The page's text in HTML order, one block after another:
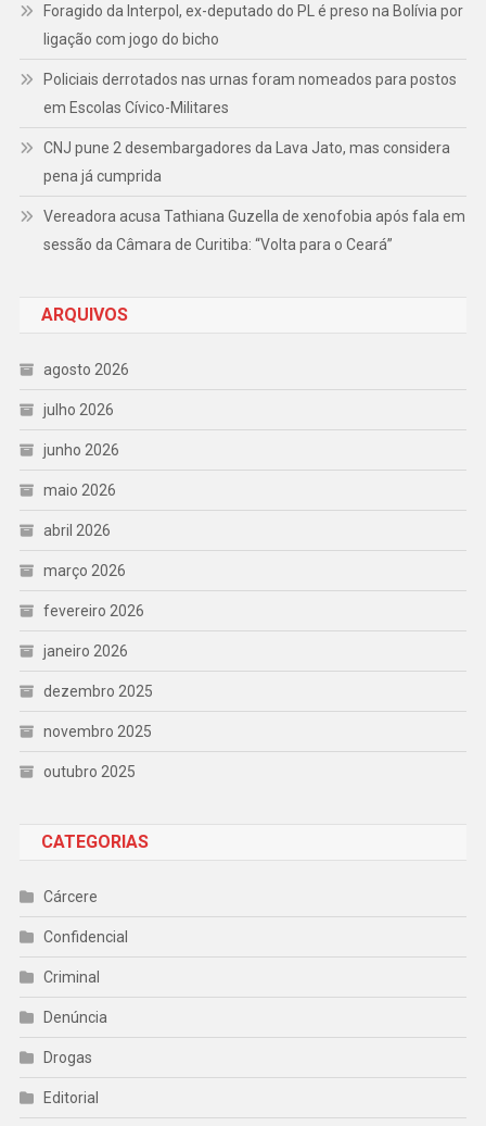
Foragido da Interpol, ex-deputado do PL é preso na Bolívia por
ligação com jogo do bicho
Policiais derrotados nas urnas foram nomeados para postos
em Escolas Cívico-Militares
CNJ pune 2 desembargadores da Lava Jato, mas considera
pena já cumprida
Vereadora acusa Tathiana Guzella de xenofobia após fala em
sessão da Câmara de Curitiba: “Volta para o Ceará”
ARQUIVOS
agosto 2026
julho 2026
junho 2026
maio 2026
abril 2026
março 2026
fevereiro 2026
janeiro 2026
dezembro 2025
novembro 2025
outubro 2025
CATEGORIAS
Cárcere
Confidencial
Criminal
Denúncia
Drogas
Editorial